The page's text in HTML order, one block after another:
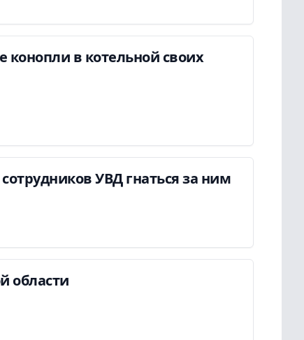
в котельной своих
УВД гнаться за ним
области